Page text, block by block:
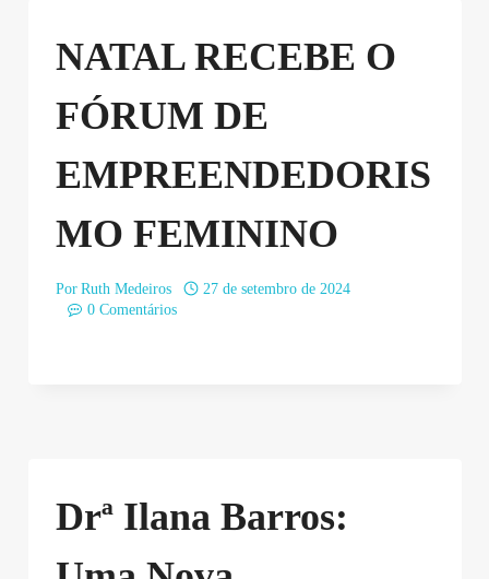
NATAL RECEBE O
FÓRUM DE
EMPREENDEDORIS
MO FEMININO
Por Ruth Medeiros
27 de setembro de 2024
0 Comentários
Drª Ilana Barros: